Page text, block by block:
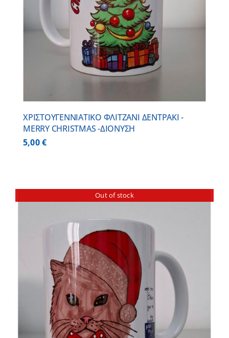
ΧΡΙΣΤΟΥΓΕΝΝΙΑΤΙΚΟ ΦΛΙΤΖΑΝΙ ΔΕΝΤΡΑΚΙ -
MERRY CHRISTMAS -ΔΙΟΝΥΣΗ
5,00€
Out of stock